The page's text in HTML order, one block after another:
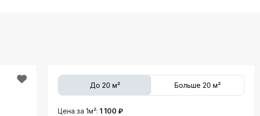
До 20 м² Больше 20 м²
Цена за 1м²: 1 100 ₽